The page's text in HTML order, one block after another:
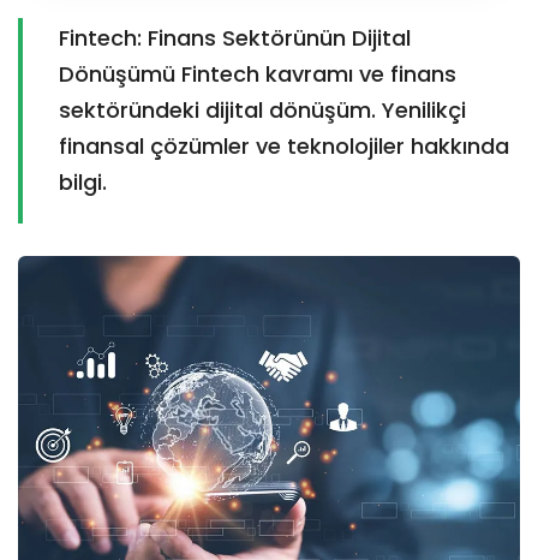
Fintech: Finans Sektörünün Dijital
Dönüşümü Fintech kavramı ve finans
sektöründeki dijital dönüşüm. Yenilikçi
finansal çözümler ve teknolojiler hakkında
bilgi.